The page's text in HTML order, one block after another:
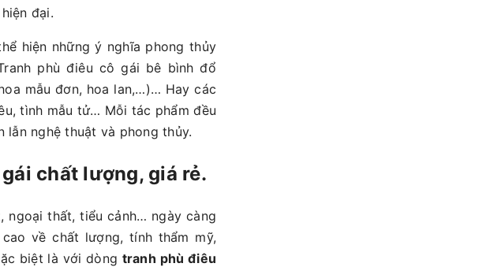
đại.
hiện những ý nghĩa phong thủy
phù điêu cô gái bê bình đổ
mẫu đơn, hoa lan,…)… Hay các
tình mẫu tử… Mỗi tác phẩm đều
nghệ thuật và phong thủy.
chất lượng, giá rẻ.
ngoại thất, tiểu cảnh… ngày càng
về chất lượng, tính thẩm mỹ,
biệt là với dòng tranh phù điêu